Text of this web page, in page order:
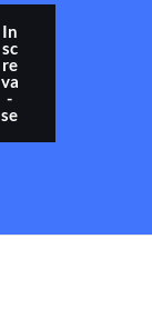
In
sc
re
va
-
se